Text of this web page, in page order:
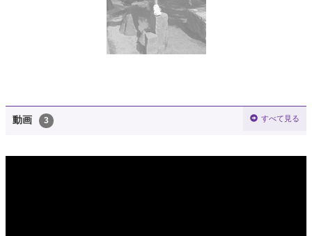
動画 3 すべて見る